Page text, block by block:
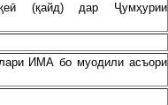
(қайд) дар Ҷумҳурии
ИМА бо муодили асъори